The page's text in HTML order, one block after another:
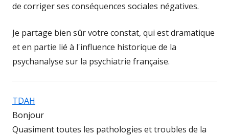
de corriger ses conséquences sociales négatives.
Je partage bien sûr votre constat, qui est dramatique
et en partie lié à l'influence historique de la
psychanalyse sur la psychiatrie française.
TDAH
Bonjour
Quasiment toutes les pathologies et troubles de la